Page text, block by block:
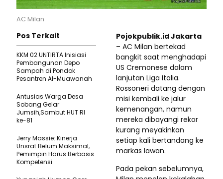
AC Milan
Pojokpublik.id Jakarta
– AC Milan bertekad
bangkit saat menghadapi
US Cremonese dalam
lanjutan Liga Italia.
Rossoneri datang dengan
misi kembali ke jalur
kemenangan, namun
mereka dibayangi rekor
kurang meyakinkan
setiap kali bertandang ke
markas lawan.
Pada pekan sebelumnya,
Pos Terkait
KKM 02 UNTIRTA Inisiasi
Pembangunan Depo
Sampah di Pondok
Pesantren Al-Muawanah
Antusias Warga Desa
Sobang Gelar
Jumsih,Sambut HUT RI
ke-81
Jerry Massie: Kinerja
Unsrat Belum Maksimal,
Pemimpin Harus Berbasis
Kompetensi